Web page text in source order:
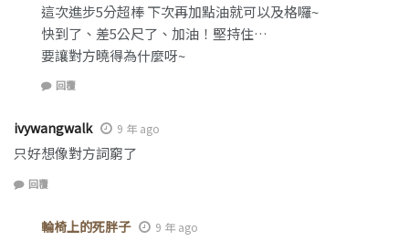
這次進步5分超棒 下次再加點油就可以及格囉~
快到了、差5公尺了、加油！堅持住…
要讓對方曉得為什麼呀~
回覆
ivywangwalk 9 年 ago
只好想像對方詞窮了
回覆
輪椅上的死胖子 9 年 ago